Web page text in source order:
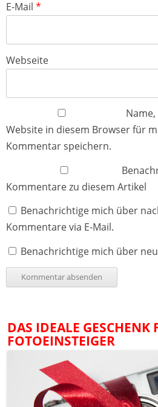
E-Mail *
Webseite
Website in diesem Browser für
Kommentar speichern.
Kommentare zu diesem Artikel
Benachrichtige mich über
Kommentare via E-Mail.
Benachrichtige mich über
DAS IDEALE GESCHENK
FOTOEINSTEIGER